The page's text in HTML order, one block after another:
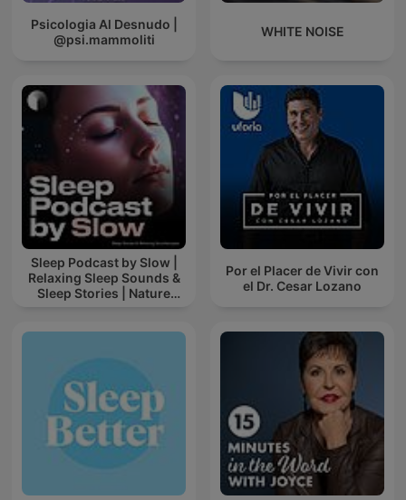
Psicologia Al Desnudo |
@psi.mammoliti
WHITE NOISE
Sleep Podcast by Slow |
Relaxing Sleep Sounds &
Sleep Stories | Nature
Por el Placer de Vivir con
el Dr. Cesar Lozano